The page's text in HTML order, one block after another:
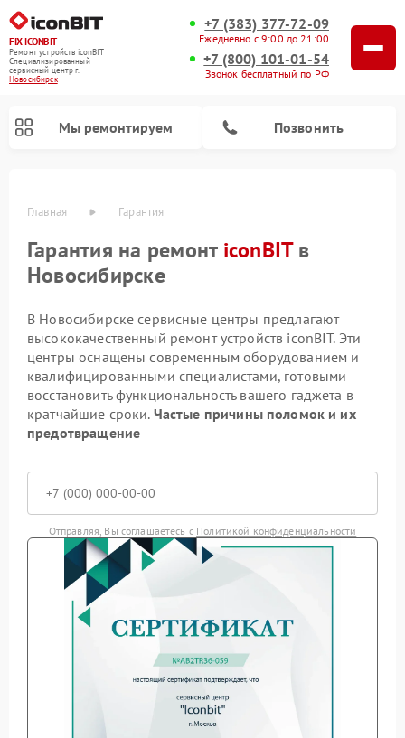
FIX-ICONBIT
Ремонт устройств iconBIT
Специализированный
cервисный центр г.
Новосибирск
+7 (383) 377-72-09
Ежедневно с 9:00 до 21:00
+7 (800) 101-01-54
Звонок бесплатный по РФ
Мы ремонтируем Позвонить
Главная Гарантия
Гарантия на ремонт iconBITв
Новосибирске
В Новосибирске сервисные центры предлагают
высококачественный ремонт устройств iconBIT. Эти
центры оснащены современным оборудованием и
квалифицированными специалистами, готовыми
восстановить функциональность вашего гаджета в
кратчайшие сроки. Частые причины поломок и их
предотвращение
Отправляя, Вы соглашаетесь с Политикой конфиденциальности